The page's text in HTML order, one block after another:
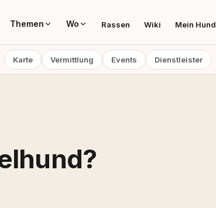
Themen Wo Rassen Wiki Mein Hund
Karte Vermittlung Events Dienstleister